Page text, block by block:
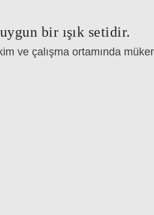
bir ışık setidir.
ve çalışma ortamında